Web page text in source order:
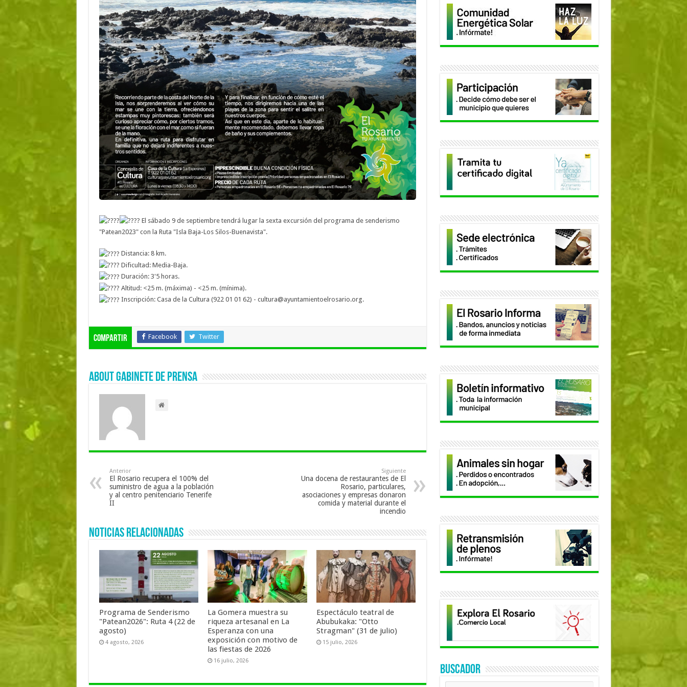
El sábado 9 de septiembre tendrá lugar la sexta excursión del programa de senderismo
"Patean2023" con la Ruta "Isla Baja-Los Silos-Buenavista".
Distancia: 8 km.
Dificultad: Media-Baja.
Duración: 3'5 horas.
Altitud: <25 m. (máxima) - <25 m. (mínima).
Inscripción: Casa de la Cultura (922 01 01 62) - cultura@ayuntamientoelrosario.org.
Compartir Facebook Twitter
About Gabinete de Prensa
Anterior
El Rosario recupera el 100% del
suministro de agua a la población
y al centro penitenciario Tenerife
II
Siguiente
Una docena de restaurantes de El
Rosario, particulares,
asociaciones y empresas donaron
comida y material durante el
incendio
Noticias Relacionadas
Programa de Senderismo
"Patean2026": Ruta 4 (22 de
agosto)
4 agosto, 2026
La Gomera muestra su
riqueza artesanal en La
Esperanza con una
exposición con motivo de
las fiestas de 2026
16 julio, 2026
Espectáculo teatral de
Abubukaka: "Otto
Stragman" (31 de julio)
15 julio, 2026
BUSCADOR